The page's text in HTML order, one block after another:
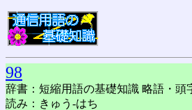
98
辞書：短縮用語の基礎知識 略語・頭
読み：きゅう-はち